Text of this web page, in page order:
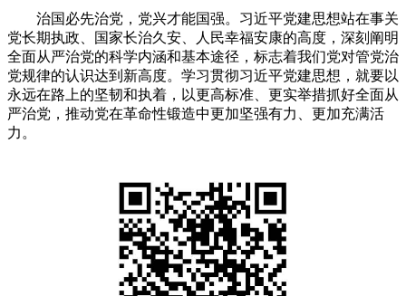
治国必先治党，党兴才能国强。习近平党建思想站在事关
党长期执政、国家长治久安、人民幸福安康的高度，深刻阐明
全面从严治党的科学内涵和基本途径，标志着我们党对管党治
党规律的认识达到新高度。学习贯彻习近平党建思想，就要以
永远在路上的坚韧和执着，以更高标准、更实举措抓好全面从
严治党，推动党在革命性锻造中更加坚强有力、更加充满活
力。